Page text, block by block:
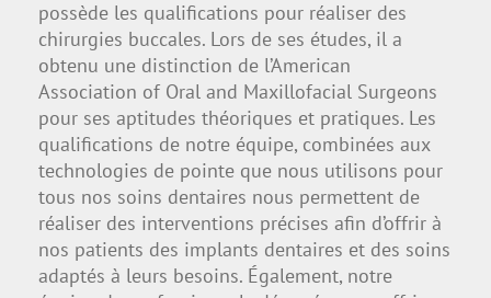
possède les qualifications pour réaliser des
chirurgies buccales. Lors de ses études, il a
obtenu une distinction de l’American
Association of Oral and Maxillofacial Surgeons
pour ses aptitudes théoriques et pratiques. Les
qualifications de notre équipe, combinées aux
technologies de pointe que nous utilisons pour
tous nos soins dentaires nous permettent de
réaliser des interventions précises afin d’offrir à
nos patients des implants dentaires et des soins
adaptés à leurs besoins. Également, notre